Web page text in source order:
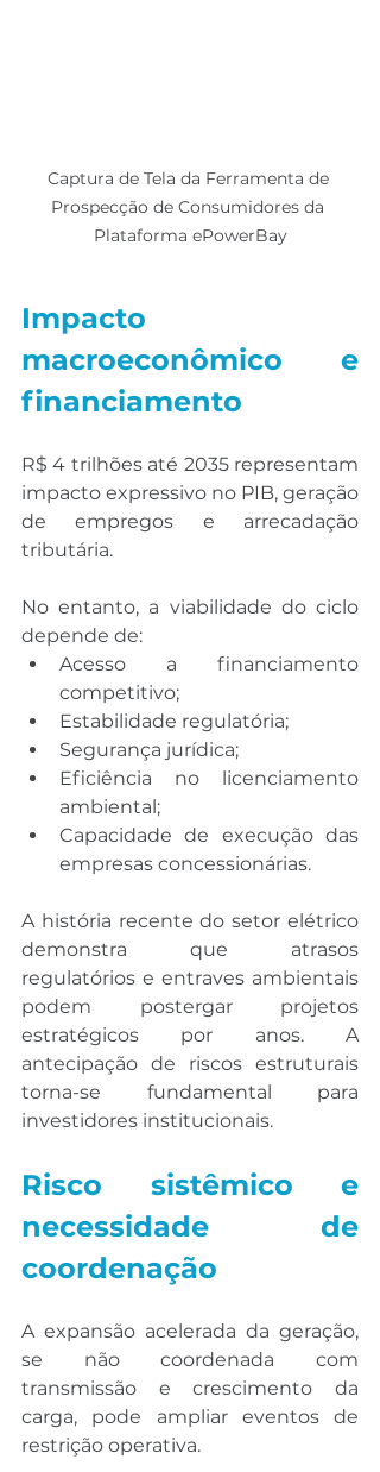
Captura de Tela da Ferramenta de
Prospecção de Consumidores da
Plataforma ePowerBay
Impacto
macroeconômico e
financiamento
R$ 4 trilhões até 2035 representam
impacto expressivo no PIB, geração
de empregos e arrecadação
tributária.
No entanto, a viabilidade do ciclo
depende de:
Acesso a financiamento
competitivo;
Estabilidade regulatória;
Segurança jurídica;
Eficiência no licenciamento
ambiental;
Capacidade de execução das
empresas concessionárias.
A história recente do setor elétrico
demonstra que atrasos
regulatórios e entraves ambientais
podem postergar projetos
estratégicos por anos. A
antecipação de riscos estruturais
torna-se fundamental para
investidores institucionais.
Risco sistêmico e
necessidade de
coordenação
A expansão acelerada da geração,
se não coordenada com
transmissão e crescimento da
carga, pode ampliar eventos de
restrição operativa.